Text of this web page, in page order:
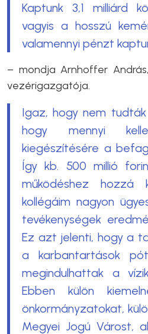
Kaptunk 3,1 milliárd
vagyis a hosszú
valamennyi pénzt
– mondja Arnhoffer
vezérigazgatója.
Igaz, hogy nem
hogy mennyi
kiegészítésére a
Így kb. 500 millió
működéshez hozzá
kollégáim nagyon
tevékenységek
Ez azt jelenti, hogy a
a karbantartások
megindulhattak a
Ebben külön
önkormányzatokat,
Megyei Jogú Várost,